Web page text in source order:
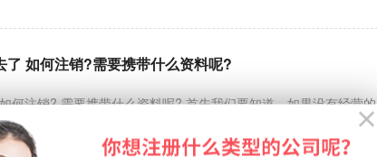
如何注销?需要携带什么资料呢?
何注销?,需要携带什么资料呢? 首先我们要知道，如果没有经营的
解散条款注销公司。建议召开股东大会，表决通过...